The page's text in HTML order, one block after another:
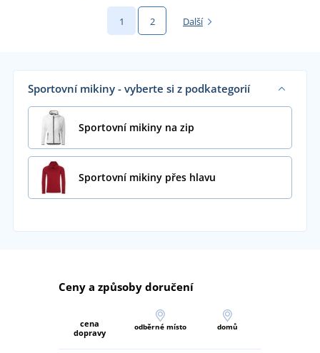
1 2 Další
Sportovní mikiny - vyberte si z podkategorií
Sportovní mikiny na zip
Sportovní mikiny přes hlavu
Ceny a způsoby doručení
cena
dopravy
odběrné místo domů